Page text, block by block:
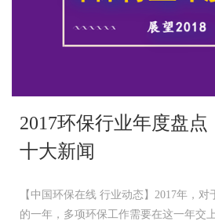
2017环保行业年度盘点
十大新闻
【中国环保在线 行业动态】2017年，
的一年，多项环保工作需要在这一年交